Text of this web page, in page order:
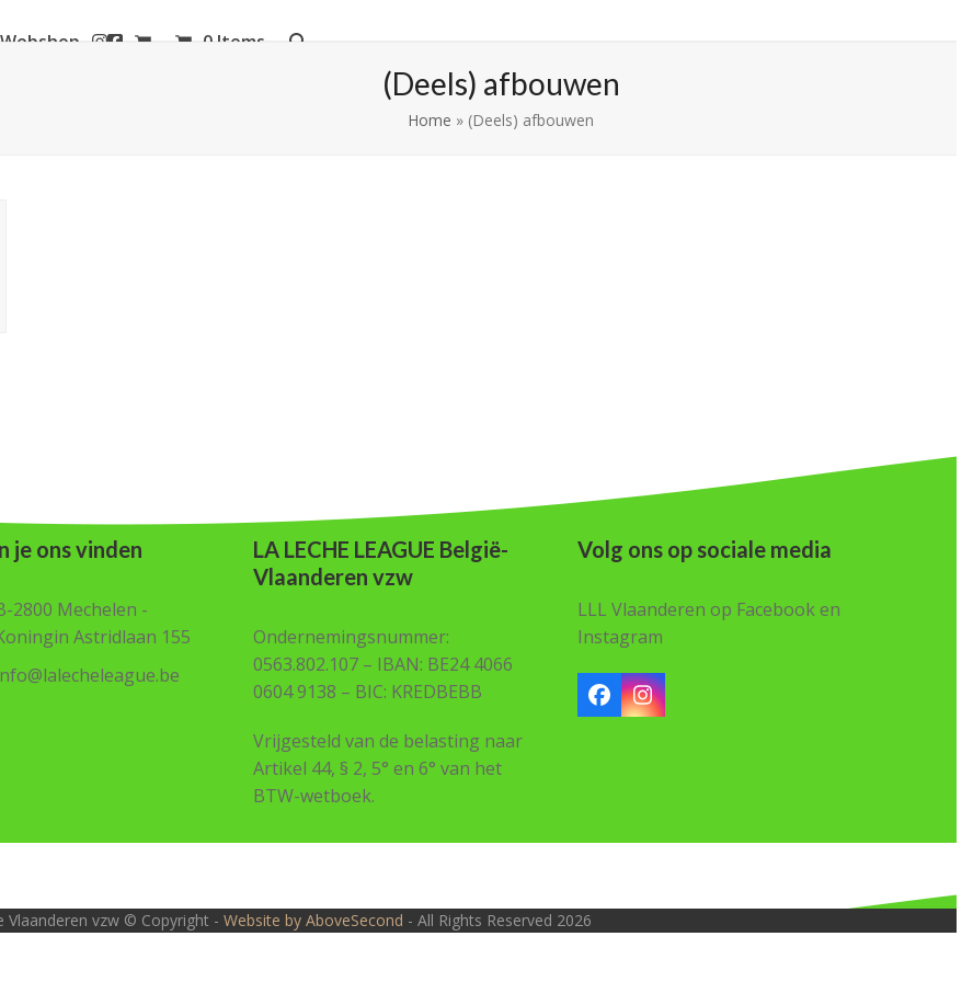
Webshop 0 Items
(Deels) afbouwen
Home » (Deels) afbouwen
je ons vinden
2800 Mechelen -
Astridlaan 155
LA LECHE LEAGUE België-
Vlaanderen vzw
Ondernemingsnummer:
0563.802.107 – IBAN: BE24 4066
0604 9138 – BIC: KREDBEBB
Vrijgesteld van de belasting naar
Artikel 44, § 2, 5° en 6° van het
BTW-wetboek.
Volg ons op sociale media
LLL Vlaanderen op Facebook en
Instagram
FacebookInstagram
Vlaanderen vzw © Copyright - Website by AboveSecond - All Rights Reserved 2026